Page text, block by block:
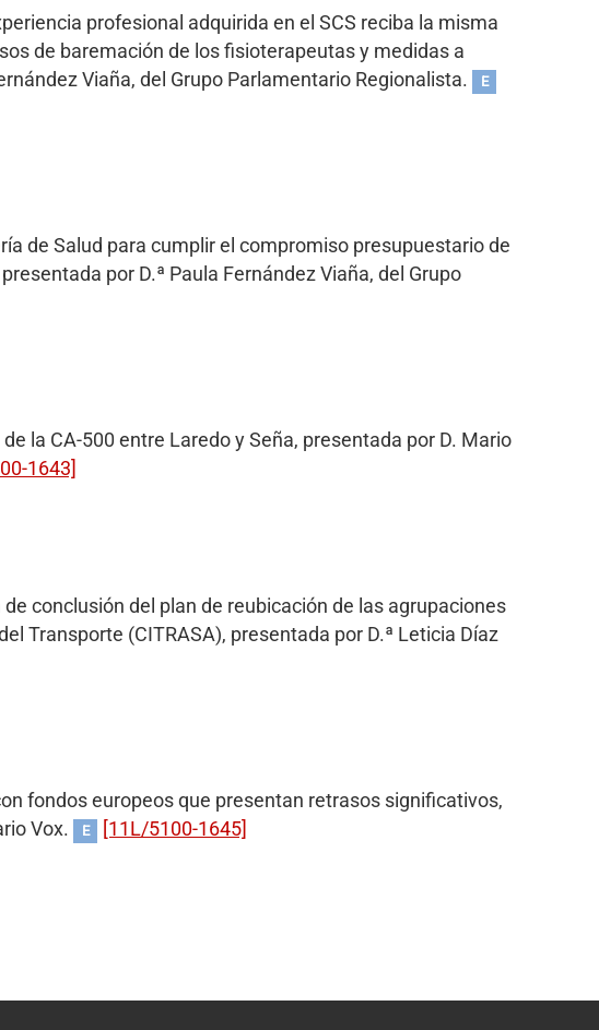
profesional adquirida en el SCS reciba la misma
de baremación de los fisioterapeutas y medidas a
Viaña, del Grupo Parlamentario Regionalista.
E
de Salud para cumplir el compromiso presupuestario de
por D.ª Paula Fernández Viaña, del Grupo
la CA-500 entre Laredo y Seña, presentada por D. Mario
1643]
conclusión del plan de reubicación de las agrupaciones
Transporte (CITRASA), presentada por D.ª Leticia Díaz
fondos europeos que presentan retrasos significativos,
Vox.
E
[11L/5100-1645]